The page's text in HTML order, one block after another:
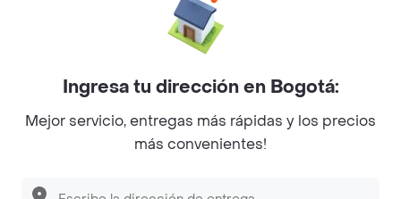
Descubre las PROMOCIONES que tenemos
Facebook
Twitter
Instagram
©2026Rappi Inc. All rights reserved.
Ingresa tu dirección en Bogotá:
Mejor servicio, entregas más rápidas y los precios
más convenientes!